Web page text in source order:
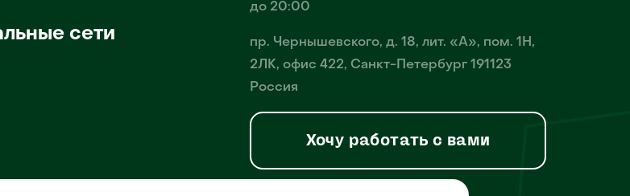
сети
до 20:00
пр. Чернышевского, д. 18, лит. «А», пом. 1Н,
2ЛК, офис 422, Санкт-Петербург 191123
Россия
Хочу работать с вами